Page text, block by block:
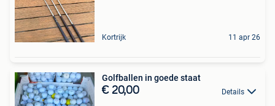
Kortrijk 11 apr 26
Golfballen in goede staat
€ 20,00 Details